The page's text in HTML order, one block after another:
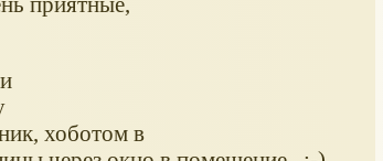
хоботом в